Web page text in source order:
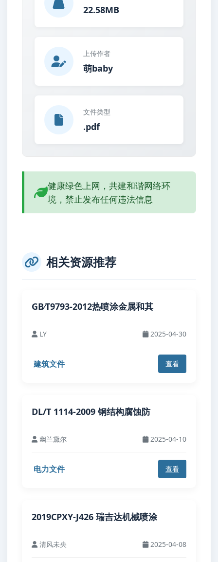
22.58MB
上传作者
萌baby
文件类型
.pdf
健康绿色上网，共建和谐网络环
境，禁止发布任何违法信息
相关资源推荐
GB∕T9793-2012热喷涂金属和其
LY 2025-04-30
建筑文件 查看
DL/T 1114-2009 钢结构腐蚀防
幽兰黛尔 2025-04-10
电力文件 查看
2019CPXY-J426 瑞吉达机械喷涂
清风未央 2025-04-08